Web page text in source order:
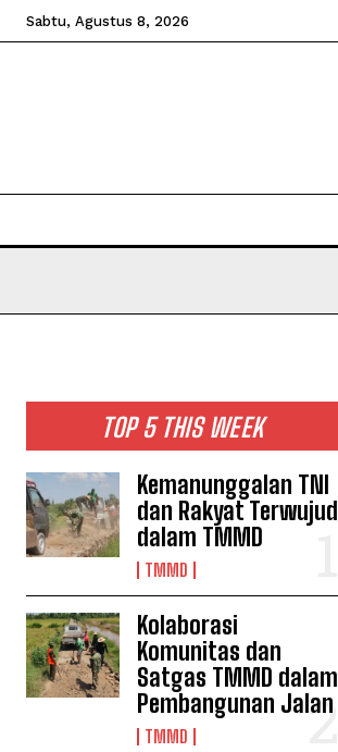
Sabtu, Agustus 8, 2026
TOP 5 THIS WEEK
Kemanunggalan TNI
dan Rakyat Terwujud
dalam TMMD
TMMD
Kolaborasi
Komunitas dan
Satgas TMMD dalam
Pembangunan Jalan
TMMD